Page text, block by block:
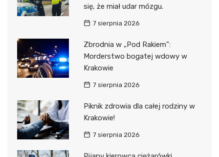
się, że miał udar mózgu.
7 sierpnia 2026
Zbrodnia w „Pod Rakiem”:
Morderstwo bogatej wdowy w
Krakowie
7 sierpnia 2026
Piknik zdrowia dla całej rodziny w
Krakowie!
7 sierpnia 2026